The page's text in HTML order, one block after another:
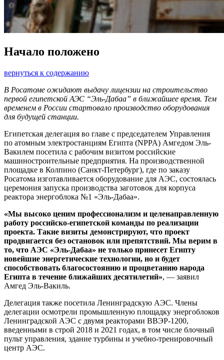
Начало положено
вернуться к содержанию
В Росатоме ожидают выдачу лицензии на строительство
первой египетской АЭС “Эль-Дабаа” в ближайшее время. Тем
временем в России стартовало производство оборудования
для будущей станции.
Египетская делегация во главе с председателем Управления
по атомным электростанциям Египта (NPPA) Амгедом Эль-
Вакилем посетила с рабочим визитом российские
машиностроительные предприятия. На производственной
площадке в Колпино (Санкт-Петербург), где по заказу
Росатома изготавливается оборудование для АЭС, состоялась
церемония запуска производства заготовок для корпуса
реактора энергоблока №1 «Эль-Дабаа».
«Мы высоко ценим профессионализм и целенаправленную
работу российско-египетской команды по реализации
проекта. Такие визиты демонстрируют, что проект
продвигается без остановок или препятствий. Мы верим в
то, что АЭС «Эль-Дабаа» не только принесет Египту
новейшие энергетические технологии, но и будет
способствовать благосостоянию и процветанию народа
Египта в течение ближайших десятилетий», — заявил
Амгед Эль-Вакиль.
Делегация также посетила Ленинградскую АЭС. Члены
делегации осмотрели промышленную площадку энергоблоков
Ленинградской АЭС с двумя реакторами ВВЭР-1200,
введенными в строй 2018 и 2021 годах, в том числе блочный
пульт управления, здание турбины и учебно-тренировочный
центр АЭС.